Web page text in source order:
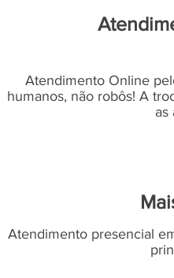
Atendimento Online
humanos, não robôs! A
as
Atendimento presencial